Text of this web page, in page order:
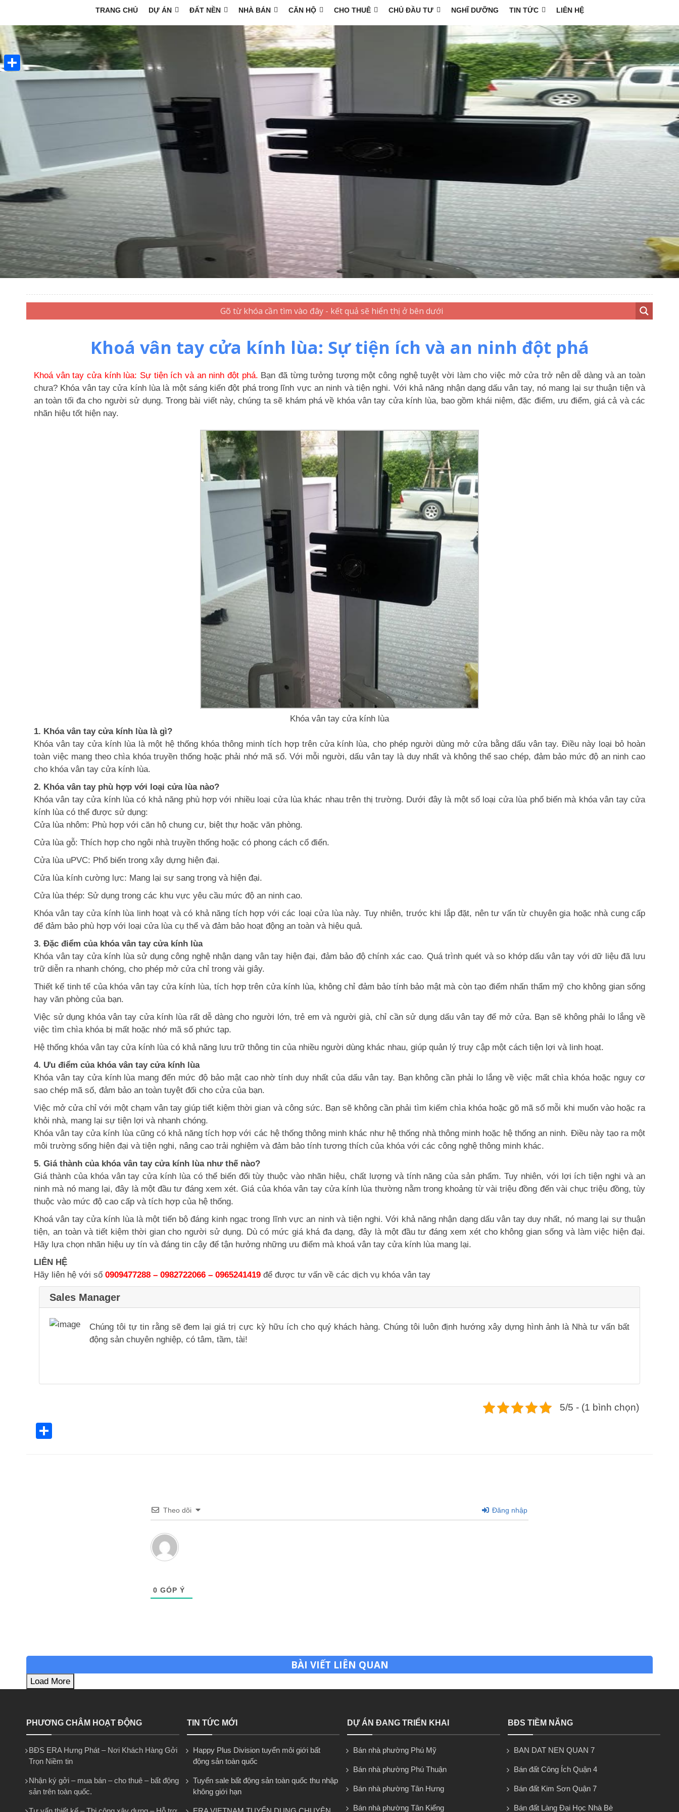
TRANG CHỦ DỰ ÁN ĐẤT NỀN NHÀ BÁN CĂN HỘ CHO THUÊ CHỦ ĐẦU TƯ NGHĨ DƯỠNG TIN TỨC LIÊN HỆ
Khoá vân tay cửa kính lùa: Sự tiện ích và an ninh đột phá
Khoá vân tay cửa kính lùa: Sự tiện ích và an ninh đột phá. Bạn đã từng tưởng tượng một công nghệ tuyệt vời làm cho việc mở cửa trở nên dễ dàng và an toàn
chưa? Khóa vân tay cửa kính lùa là một sáng kiến đột phá trong lĩnh vực an ninh và tiện nghi. Với khả năng nhận dạng dấu vân tay, nó mang lại sự thuận tiện và
an toàn tối đa cho người sử dụng. Trong bài viết này, chúng ta sẽ khám phá về khóa vân tay cửa kính lùa, bao gồm khái niệm, đặc điểm, ưu điểm, giá cả và các
nhãn hiệu tốt hiện nay.
Khóa vân tay cửa kính lùa
1. Khóa vân tay cửa kính lùa là gì?
Khóa vân tay cửa kính lùa là một hệ thống khóa thông minh tích hợp trên cửa kính lùa, cho phép người dùng mở cửa bằng dấu vân tay. Điều này loại bỏ hoàn
toàn việc mang theo chìa khóa truyền thống hoặc phải nhớ mã số. Với mỗi người, dấu vân tay là duy nhất và không thể sao chép, đảm bảo mức độ an ninh cao
cho khóa vân tay cửa kính lùa.
2. Khóa vân tay phù hợp với loại cửa lùa nào?
Khóa vân tay cửa kính lùa có khả năng phù hợp với nhiều loại cửa lùa khác nhau trên thị trường. Dưới đây là một số loại cửa lùa phổ biến mà khóa vân tay cửa
kính lùa có thể được sử dụng:
Cửa lùa nhôm: Phù hợp với căn hộ chung cư, biệt thự hoặc văn phòng.
Cửa lùa gỗ: Thích hợp cho ngôi nhà truyền thống hoặc có phong cách cổ điển.
Cửa lùa uPVC: Phổ biến trong xây dựng hiện đại.
Cửa lùa kính cường lực: Mang lại sự sang trọng và hiện đại.
Cửa lùa thép: Sử dụng trong các khu vực yêu cầu mức độ an ninh cao.
Khóa vân tay cửa kính lùa linh hoạt và có khả năng tích hợp với các loại cửa lùa này. Tuy nhiên, trước khi lắp đặt, nên tư vấn từ chuyên gia hoặc nhà cung cấp
để đảm bảo phù hợp với loại cửa lùa cụ thể và đảm bảo hoạt động an toàn và hiệu quả.
3. Đặc điểm của khóa vân tay cửa kính lùa
Khóa vân tay cửa kính lùa sử dụng công nghệ nhận dạng vân tay hiện đại, đảm bảo độ chính xác cao. Quá trình quét và so khớp dấu vân tay với dữ liệu đã lưu
trữ diễn ra nhanh chóng, cho phép mở cửa chỉ trong vài giây.
Thiết kế tinh tế của khóa vân tay cửa kính lùa, tích hợp trên cửa kính lùa, không chỉ đảm bảo tính bảo mật mà còn tạo điểm nhấn thẩm mỹ cho không gian sống
hay văn phòng của bạn.
Việc sử dụng khóa vân tay cửa kính lùa rất dễ dàng cho người lớn, trẻ em và người già, chỉ cần sử dụng dấu vân tay để mở cửa. Bạn sẽ không phải lo lắng về
việc tìm chìa khóa bị mất hoặc nhớ mã số phức tạp.
Hệ thống khóa vân tay cửa kính lùa có khả năng lưu trữ thông tin của nhiều người dùng khác nhau, giúp quản lý truy cập một cách tiện lợi và linh hoạt.
4. Ưu điểm của khóa vân tay cửa kính lùa
Khóa vân tay cửa kính lùa mang đến mức độ bảo mật cao nhờ tính duy nhất của dấu vân tay. Bạn không cần phải lo lắng về việc mất chìa khóa hoặc nguy cơ
sao chép mã số, đảm bảo an toàn tuyệt đối cho cửa của bạn.
Việc mở cửa chỉ với một chạm vân tay giúp tiết kiệm thời gian và công sức. Bạn sẽ không cần phải tìm kiếm chìa khóa hoặc gõ mã số mỗi khi muốn vào hoặc ra
khỏi nhà, mang lại sự tiện lợi và nhanh chóng.
Khóa vân tay cửa kính lùa cũng có khả năng tích hợp với các hệ thống thông minh khác như hệ thống nhà thông minh hoặc hệ thống an ninh. Điều này tạo ra một
môi trường sống hiện đại và tiện nghi, nâng cao trải nghiệm và đảm bảo tính tương thích của khóa với các công nghệ thông minh khác.
5. Giá thành của khóa vân tay cửa kính lùa như thế nào?
Giá thành của khóa vân tay cửa kính lùa có thể biến đổi tùy thuộc vào nhãn hiệu, chất lượng và tính năng của sản phẩm. Tuy nhiên, với lợi ích tiện nghi và an
ninh mà nó mang lại, đây là một đầu tư đáng xem xét. Giá của khóa vân tay cửa kính lùa thường nằm trong khoảng từ vài triệu đồng đến vài chục triệu đồng, tùy
thuộc vào mức độ cao cấp và tích hợp của hệ thống.
Khoá vân tay cửa kính lùa là một tiến bộ đáng kinh ngạc trong lĩnh vực an ninh và tiện nghi. Với khả năng nhận dạng dấu vân tay duy nhất, nó mang lại sự thuận
tiện, an toàn và tiết kiệm thời gian cho người sử dụng. Dù có mức giá khá đa dạng, đây là một đầu tư đáng xem xét cho không gian sống và làm việc hiện đại.
Hãy lựa chọn nhãn hiệu uy tín và đáng tin cậy để tận hưởng những ưu điểm mà khoá vân tay cửa kính lùa mang lại.
LIÊN HỆ
Hãy liên hệ với số 0909477288 – 0982722066 – 0965241419 để được tư vấn về các dịch vụ khóa vân tay
Sales Manager
Chúng tôi tự tin rằng sẽ đem lại giá trị cực kỳ hữu ích cho quý khách hàng. Chúng tôi luôn định hướng xây dựng hình ảnh là Nhà tư vấn bất
động sản chuyên nghiệp, có tâm, tầm, tài!
5/5 - (1 bình chọn)
Theo dõi Đăng nhập
0 GÓP Ý
BÀI VIẾT LIÊN QUAN
Load More
PHƯƠNG CHÂM HOẠT ĐỘNG
BĐS ERA Hưng Phát – Nơi Khách Hàng Gởi
Trọn Niềm tin
Nhận ký gởi – mua bán – cho thuê – bất động
sản trên toàn quốc.
TIN TỨC MỚI
Happy Plus Division tuyển môi giới bất
động sản toàn quốc
Tuyển sale bất động sản toàn quốc thu nhập
không giới hạn
DỰ ÁN ĐANG TRIỂN KHAI
Bán nhà phường Phú Mỹ
Bán nhà phường Phú Thuận
Bán nhà phường Tân Hưng
Bán nhà phường Tân Kiểng
BĐS TIỀM NĂNG
BAN DAT NEN QUAN 7
Bán đất Công Ích Quận 4
Bán đất Kim Sơn Quận 7
Bán đất Làng Đại Học Nhà Bè
Share